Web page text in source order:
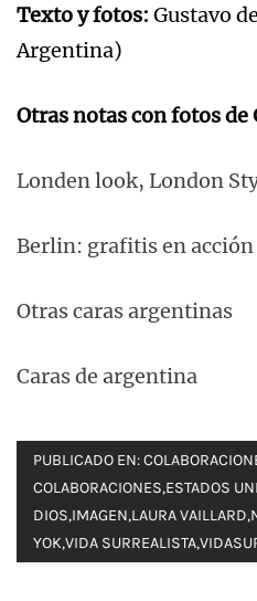
Texto y fotos: Gustavo
Argentina)
Otras notas con fotos de
Londen look, London
Berlin: grafitis en acción
Otras caras argentinas
Caras de argentina
PUBLICADO EN:
COLABORACIONES,ESTADOS
DIOS,IMAGEN,LAURA VAILLARD,
YOK,VIDA SURREALISTA,